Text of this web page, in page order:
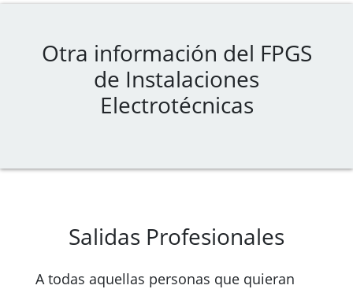
Otra información del FPGS
de Instalaciones
Electrotécnicas
Salidas Profesionales
A todas aquellas personas que quieran